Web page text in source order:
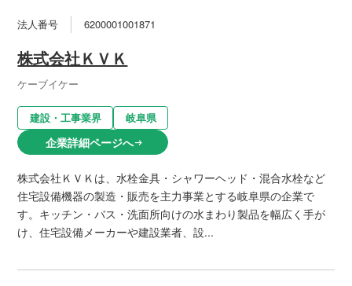
法人番号 6200001001871
株式会社ＫＶＫ
ケーブイケー
建設・工事業界 岐阜県
企業詳細ページへarrow_right_alt
株式会社ＫＶＫは、水栓金具・シャワーヘッド・混合水栓など
住宅設備機器の製造・販売を主力事業とする岐阜県の企業で
す。キッチン・バス・洗面所向けの水まわり製品を幅広く手が
け、住宅設備メーカーや建設業者、設...